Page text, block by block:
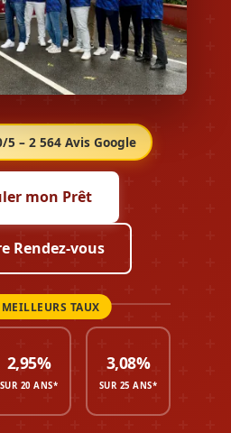
5 – 2 564 Avis Google
mon Prêt
Rendez-vous
2,95%
SUR 20 ANS*
3,08%
SUR 25 ANS*